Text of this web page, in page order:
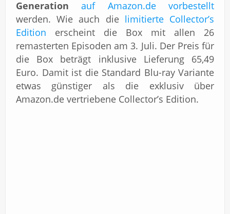
Generation
auf Amazon.de vorbestellt
werden. Wie auch die limitierte Collector’s
Edition erscheint die Box mit allen 26
remasterten Episoden am 3. Juli. Der Preis für
die Box beträgt inklusive Lieferung 65,49
Euro. Damit ist die Standard Blu-ray Variante
etwas günstiger als die exklusiv über
Amazon.de vertriebene Collector’s Edition.